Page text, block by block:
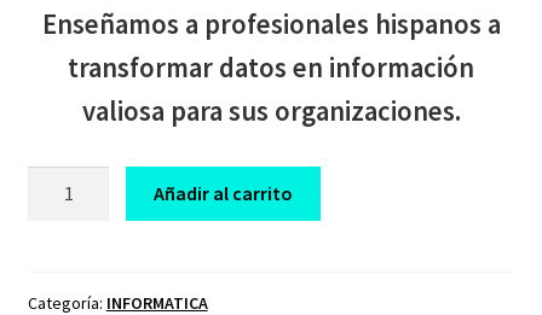
was:
$ 79,00.
is:
$ 10,00.
Enseñamos a profesionales hispanos a
transformar datos en información
valiosa para sus organizaciones.
Y
Añadir al carrito
Categoría: INFORMATICA